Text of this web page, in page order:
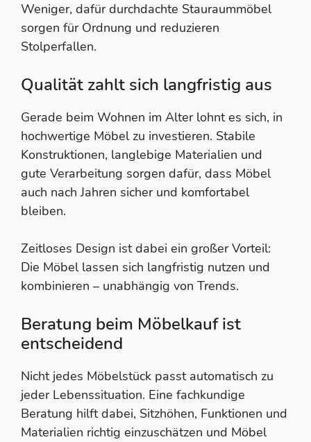
Weniger, dafür durchdachte Stauraummöbel
sorgen für Ordnung und reduzieren
Stolperfallen.
Qualität zahlt sich langfristig aus
Gerade beim Wohnen im Alter lohnt es sich, in
hochwertige Möbel zu investieren. Stabile
Konstruktionen, langlebige Materialien und
gute Verarbeitung sorgen dafür, dass Möbel
auch nach Jahren sicher und komfortabel
bleiben.
Zeitloses Design ist dabei ein großer Vorteil:
Die Möbel lassen sich langfristig nutzen und
kombinieren – unabhängig von Trends.
Beratung beim Möbelkauf ist
entscheidend
Nicht jedes Möbelstück passt automatisch zu
jeder Lebenssituation. Eine fachkundige
Beratung hilft dabei, Sitzhöhen, Funktionen und
Materialien richtig einzuschätzen und Möbel